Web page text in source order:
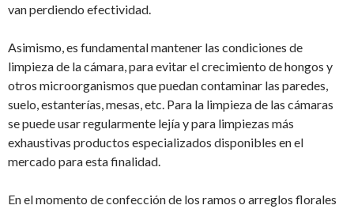
van perdiendo efectividad.
Asimismo, es fundamental mantener las condiciones de
limpieza de la cámara, para evitar el crecimiento de hongos y
otros microorganismos que puedan contaminar las paredes,
suelo, estanterías, mesas, etc. Para la limpieza de las cámaras
se puede usar regularmente lejía y para limpiezas más
exhaustivas productos especializados disponibles en el
mercado para esta finalidad.
En el momento de confección de los ramos o arreglos florales